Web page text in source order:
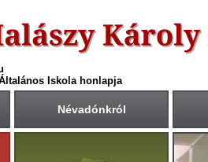
Iskola honlapja
Névadónkról
Első tanítási nap: